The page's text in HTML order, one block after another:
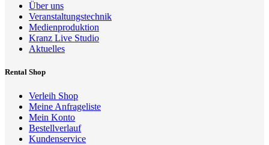
Über uns
Veranstaltungstechnik
Medienproduktion
Kranz Live Studio
Aktuelles
Rental Shop
Verleih Shop
Meine Anfrageliste
Mein Konto
Bestellverlauf
Kundenservice